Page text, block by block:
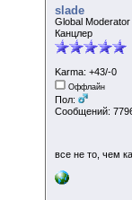
slade
Global Moderator
Канцлер
Karma: +43/-0
Оффлайн
Пол:
Сообщений:
все не то, чем